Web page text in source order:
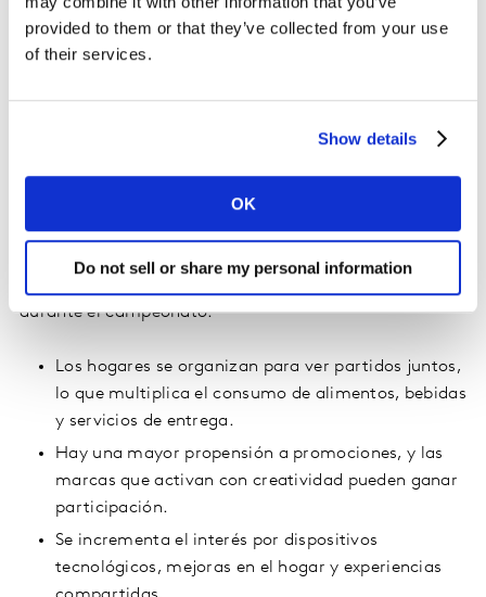
provided to them or that they’ve collected from your use
of their services.
Show details
OK
Do not sell or share my personal information
justo en los momentos de mayor consumo en los
hogares mexicanos. Esto representa una ventana
estratégica para conectar con audiencias en tiempo
el campeonato mundial de
selecciones?
durante el campeonato:
Los hogares se organizan para ver partidos juntos,
lo que multiplica el consumo de alimentos, bebidas
y servicios de entrega.
Hay una mayor propensión a promociones, y las
marcas que activan con creatividad pueden ganar
participación.
Se incrementa el interés por dispositivos
tecnológicos, mejoras en el hogar y experiencias